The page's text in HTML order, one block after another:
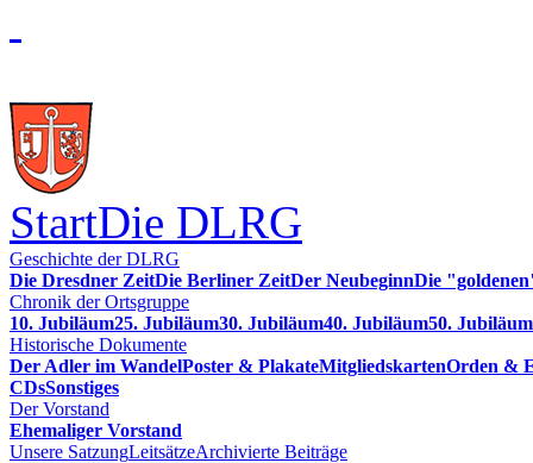
StartDie DLRG
Geschichte der DLRG
Die Dresdner ZeitDie Berliner ZeitDer NeubeginnDie
Chronik der Ortsgruppe
10. Jubiläum25. Jubiläum30. Jubiläum40. Jubiläum50. Jubiläum
Historische Dokumente
Der Adler im WandelPoster & PlakateMitgliedskartenOrden &
CDsSonstiges
Der Vorstand
Ehemaliger Vorstand
Unsere SatzungLeitsätzeArchivierte Beiträge